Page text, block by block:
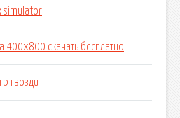
simulator
400х800 скачать бесплатно
гвозди